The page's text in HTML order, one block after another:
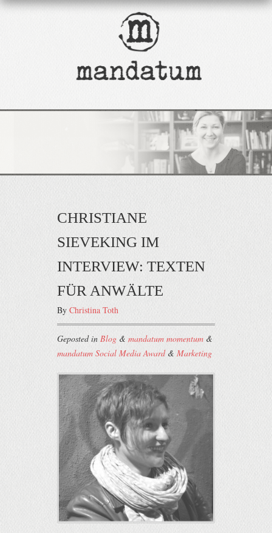
CHRISTIANE
SIEVEKING IM
INTERVIEW: TEXTEN
FÜR ANWÄLTE
By Christina Toth
Geposted in Blog & mandatum momentum &
mandatum Social Media Award& Marketing